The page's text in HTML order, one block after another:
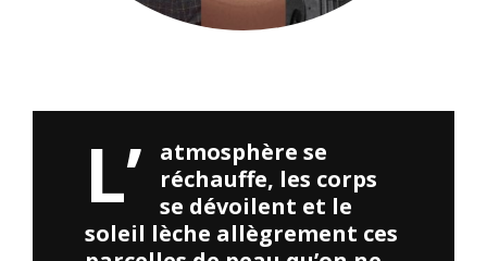
L’
atmosphère se
réchauffe, les corps
se dévoilent et le
soleil lèche allègrement ces